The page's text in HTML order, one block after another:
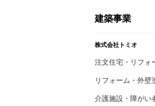
建築事業
株式会社トミオ
注文住宅・リフォ
リフォーム・外壁
介護施設・障がい